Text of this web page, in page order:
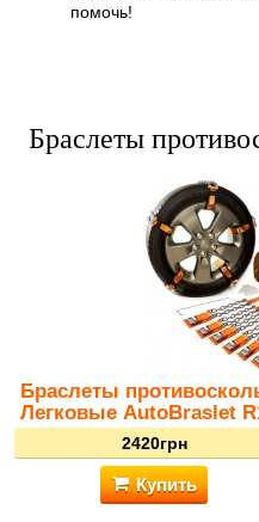
помочь!
Браслеты
Браслеты
Легковые AutoBraslet